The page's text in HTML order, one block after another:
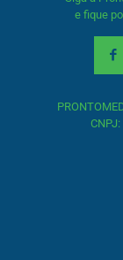
e fique